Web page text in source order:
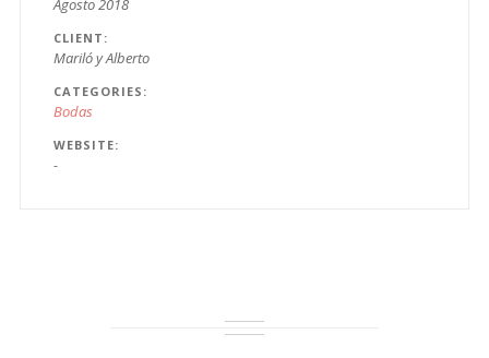
Agosto 2018
CLIENT
Mariló y Alberto
CATEGORIES
Bodas
WEBSITE
-